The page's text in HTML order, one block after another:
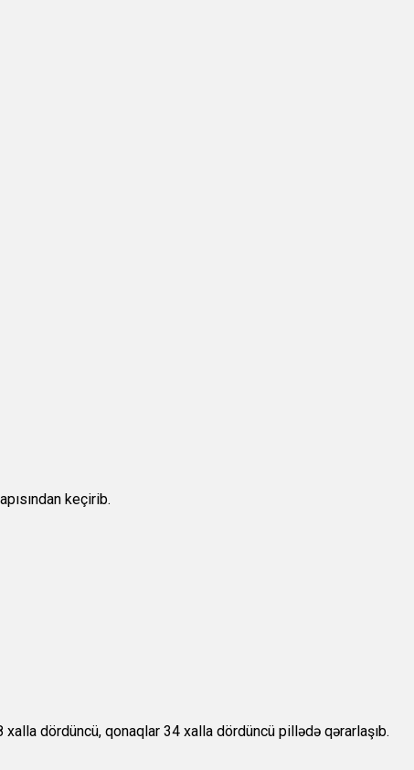
keçirib.
dördüncü, qonaqlar 34 xalla dördüncü pillədə qərarlaşıb.